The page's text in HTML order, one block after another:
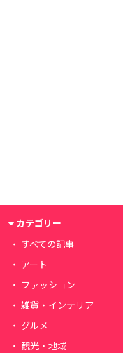
カテゴリー
すべての記事
アート
ファッション
雑貨・インテリア
グルメ
観光・地域